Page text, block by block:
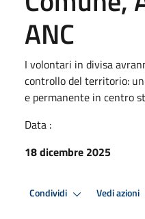
ANC
I volontari in divisa
controllo del territorio:
e permanente in centro
Data :
18 dicembre 2025
Condividi Vedi azioni